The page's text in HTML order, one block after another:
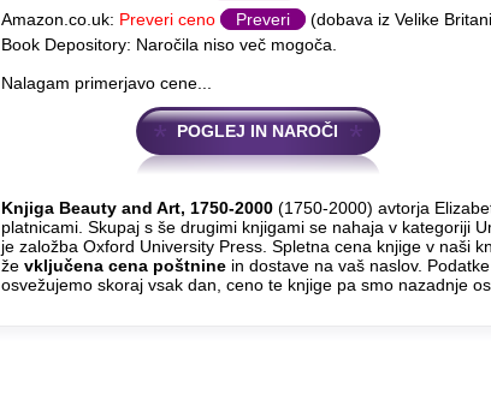
Amazon.co.uk: Preveri ceno Preveri
(dobava iz Velike
Book Depository: Naročila niso več mogoča.
Nalagam primerjavo cene...
POGLEJ IN NAROČI
Knjiga Beauty and Art, 1750-2000 (1750-2000) avtorja
platnicami. Skupaj s še drugimi knjigami se nahaja v kategoriji
je založba Oxford University Press. Spletna cena knjige v naši
že vključena cena poštnine in dostave na vaš naslov.
osvežujemo skoraj vsak dan, ceno te knjige pa smo nazadnje